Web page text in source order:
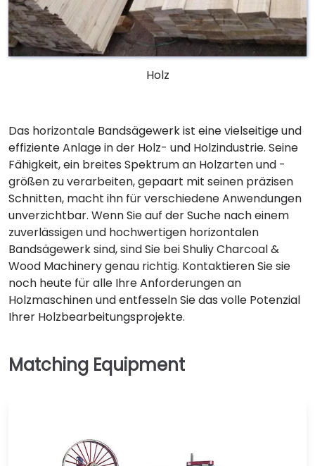
Holz
Das horizontale Bandsägewerk ist eine vielseitige und
effiziente Anlage in der Holz- und Holzindustrie. Seine
Fähigkeit, ein breites Spektrum an Holzarten und -
größen zu verarbeiten, gepaart mit seinen präzisen
Schnitten, macht ihn für verschiedene Anwendungen
unverzichtbar. Wenn Sie auf der Suche nach einem
zuverlässigen und hochwertigen horizontalen
Bandsägewerk sind, sind Sie bei Shuliy Charcoal &
Wood Machinery genau richtig. Kontaktieren Sie sie
noch heute für alle Ihre Anforderungen an
Holzmaschinen und entfesseln Sie das volle Potenzial
Ihrer Holzbearbeitungsprojekte.